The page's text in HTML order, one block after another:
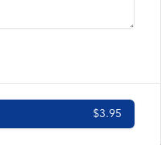
$3.95